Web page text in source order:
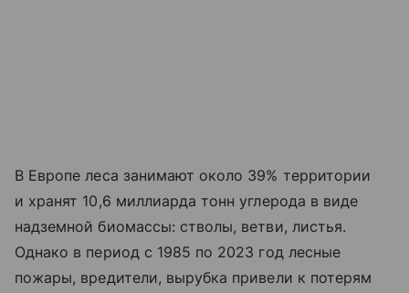
В Европе леса занимают около 39% территории
и хранят 10,6 миллиарда тонн углерода в виде
надземной биомассы: стволы, ветви, листья.
Однако в период с 1985 по 2023 год лесные
пожары, вредители, вырубка привели к потерям